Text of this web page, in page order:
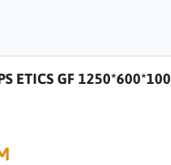
ETICS GF 1250*600*100